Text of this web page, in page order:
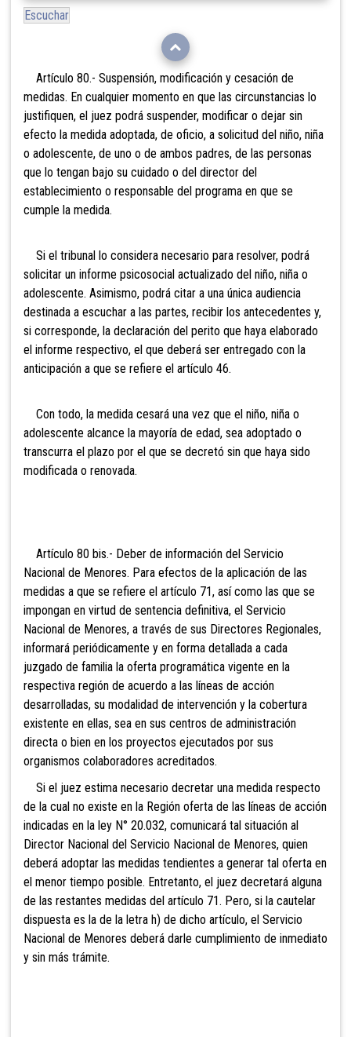
Escuchar
Artículo 80.- Suspensión, modificación y cesación de
medidas. En cualquier momento en que las circunstancias lo
justifiquen, el juez podrá suspender, modificar o dejar sin
efecto la medida adoptada, de oficio, a solicitud del niño, niña
o adolescente, de uno o de ambos padres, de las personas
que lo tengan bajo su cuidado o del director del
establecimiento o responsable del programa en que se
cumple la medida.
Si el tribunal lo considera necesario para resolver, podrá
solicitar un informe psicosocial actualizado del niño, niña o
adolescente. Asimismo, podrá citar a una única audiencia
destinada a escuchar a las partes, recibir los antecedentes y,
si corresponde, la declaración del perito que haya elaborado
el informe respectivo, el que deberá ser entregado con la
anticipación a que se refiere el artículo 46.
Con todo, la medida cesará una vez que el niño, niña o
adolescente alcance la mayoría de edad, sea adoptado o
transcurra el plazo por el que se decretó sin que haya sido
modificada o renovada.
Artículo 80 bis.- Deber de información del Servicio
Nacional de Menores. Para efectos de la aplicación de las
medidas a que se refiere el artículo 71, así como las que se
impongan en virtud de sentencia definitiva, el Servicio
Nacional de Menores, a través de sus Directores Regionales,
informará periódicamente y en forma detallada a cada
juzgado de familia la oferta programática vigente en la
respectiva región de acuerdo a las líneas de acción
desarrolladas, su modalidad de intervención y la cobertura
existente en ellas, sea en sus centros de administración
directa o bien en los proyectos ejecutados por sus
organismos colaboradores acreditados.
Si el juez estima necesario decretar una medida respecto
de la cual no existe en la Región oferta de las líneas de acción
indicadas en la ley N° 20.032, comunicará tal situación al
Director Nacional del Servicio Nacional de Menores, quien
deberá adoptar las medidas tendientes a generar tal oferta en
el menor tiempo posible. Entretanto, el juez decretará alguna
de las restantes medidas del artículo 71. Pero, si la cautelar
dispuesta es la de la letra h) de dicho artículo, el Servicio
Nacional de Menores deberá darle cumplimiento de inmediato
y sin más trámite.